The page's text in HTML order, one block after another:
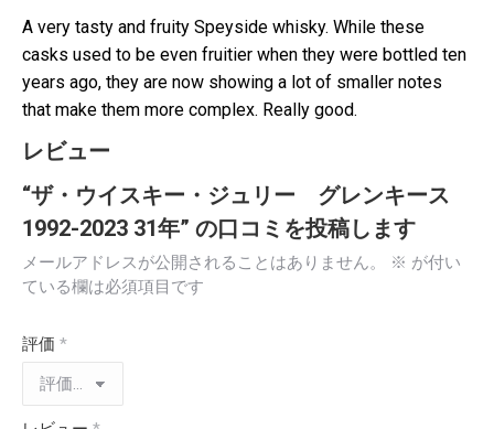
A very tasty and fruity Speyside whisky. While these
casks used to be even fruitier when they were bottled ten
years ago, they are now showing a lot of smaller notes
that make them more complex. Really good.
レビュー
“ザ・ウイスキー・ジュリー グレンキース
1992-2023 31年” の口コミを投稿します
メールアドレスが公開されることはありません。 ※ が付い
ている欄は必須項目です
評価 *